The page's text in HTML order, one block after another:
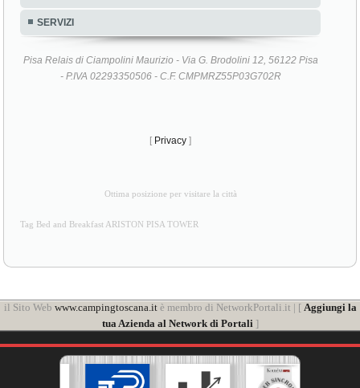
SERVIZI
Pisa Relais di Ciampolini Maurizio - Via G. Brodolini 12, 56122 Pisa
- P.IVA 02293350506 - C.F. CMPMRZ55P03G702R
[ Privacy ]
Ottima posizione per visitare la città
Tag Bed and Breakfast ARISTON PISA TOWER
il Sito Web www.campingtoscana.itè membro di NetworkPortali.it | [ Aggiungi la
tua Azienda al Network di Portali]